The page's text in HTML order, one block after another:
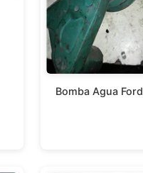
Bomba Agua Ford